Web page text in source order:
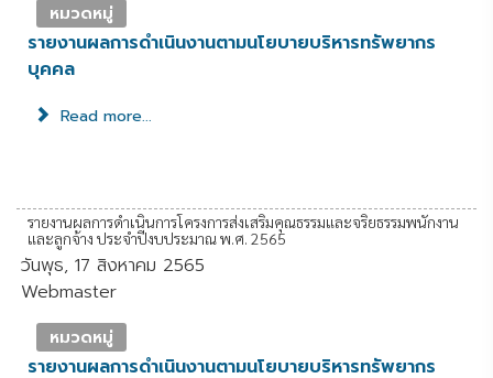
หมวดหมู่
รายงานผลการดำเนินงานตามนโยบายบริหารทรัพยากร
บุคคล
Read more...
รายงานผลการดำเนินการโครงการส่งเสริมคุณธรรมและจริยธรรมพนักงาน
และลูกจ้าง ประจำปีงบประมาณ พ.ศ. 2565
วันพุธ, 17 สิงหาคม 2565
Webmaster
หมวดหมู่
รายงานผลการดำเนินงานตามนโยบายบริหารทรัพยากร